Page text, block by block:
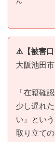
⚠️【被害口
大阪池田
「在籍確
少し遅れ
い』とい
取り立て